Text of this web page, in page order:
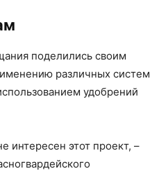
поделились своим
различных систем
удобрений
интересен этот проект, –